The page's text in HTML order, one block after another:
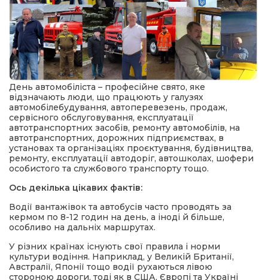
День автомобіліста – професійне свято, яке
відзначають люди, що працюють у галузях
автомобілебудування, автоперевезень, продаж,
сервісного обслуговування, експлуатації
автотранспортних засобів, ремонту автомобілів, на
автотранспортних, дорожних підприємствах, в
установах та організаціях проєктування, будівництва,
ремонту, експлуатації автодоріг, автошколах, шофери
особистого та службового транспорту тощо.
Ось декілька цікавих фактів:
Водії вантажівок та автобусів часто проводять за
кермом по 8-12 годин на день, а іноді й більше,
особливо на дальніх маршрутах.
У різних країнах існують свої правила і норми
культури водіння. Наприклад, у Великій Британії,
Австралії, Японії тощо водії рухаються лівою
стороною дороги, тоді як в США, Європі та Україні